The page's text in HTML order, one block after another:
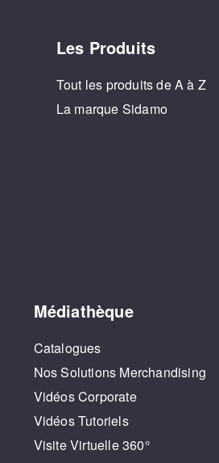
Les Produits
Tout les produits de A à Z
La marque Sidamo
Médiathèque
Catalogues
Nos Solutions Merchandising
Vidéos Corporate
Vidéos Tutoriels
Visite Virtuelle 360°